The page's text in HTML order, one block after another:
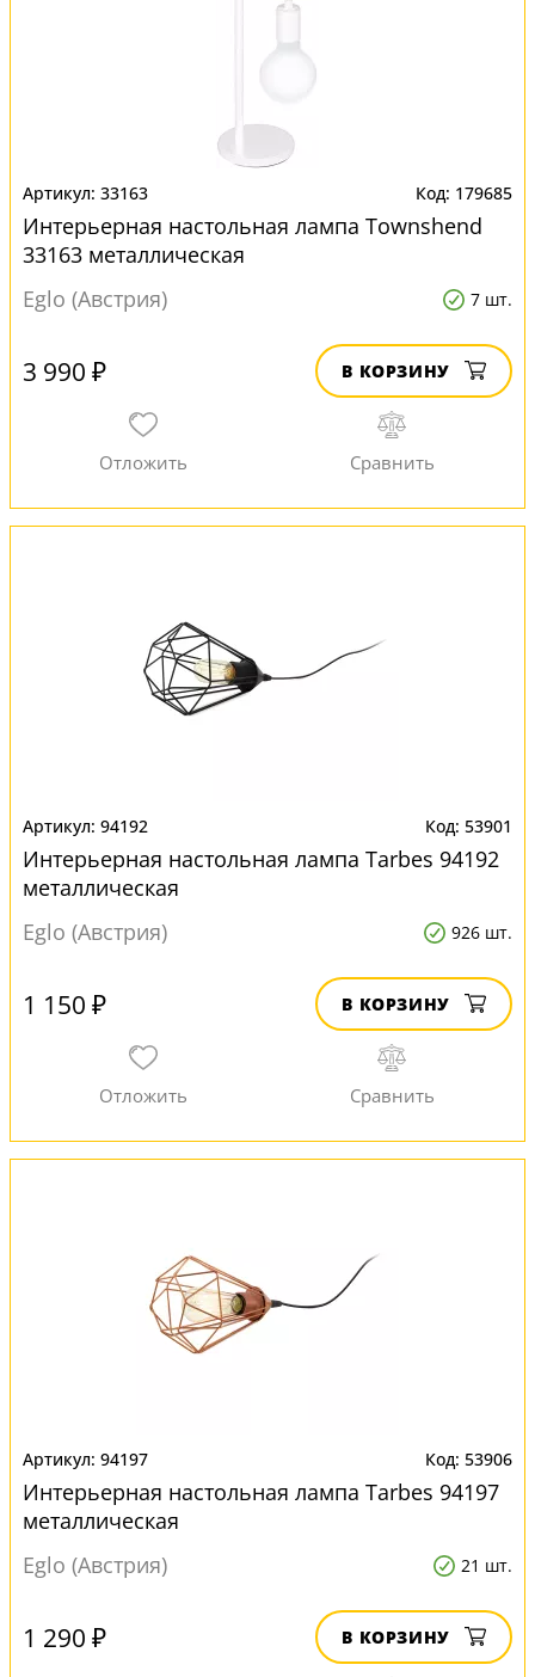
33163 179685
Интерьерная настольная лампа Townshend
33163 металлическая
Eglo (Австрия)
7 шт.
3 990 ₽ В КОРЗИНУ
94192 53901
Интерьерная настольная лампа Tarbes 94192
металлическая
Eglo (Австрия)
926 шт.
1 150 ₽ В КОРЗИНУ
94197 53906
Интерьерная настольная лампа Tarbes 94197
металлическая
Eglo (Австрия)
21 шт.
1 290 ₽ В КОРЗИНУ